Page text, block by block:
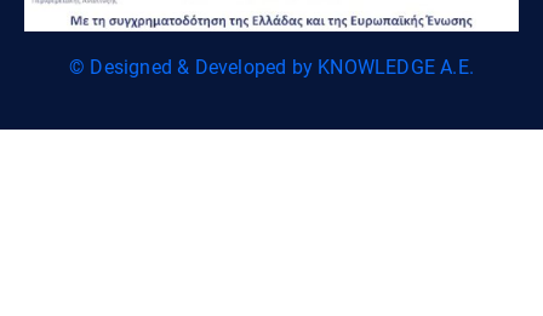
© Designed & Developed by KNOWLEDGE A.E.